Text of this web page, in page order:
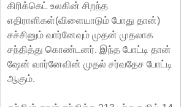
கிரிக்கெட் உலகின் சிறந்த
எதிராளிகள்(விளையாடும் போது தான்)
சச்சினும் வார்னேவும் முதன் முதலாக
சந்தித்து கொண்டனர். இந்த போட்டி தான்
ஷேன் வார்னேவின் முதல் சர்வதேச போட்டி
ஆகும்.